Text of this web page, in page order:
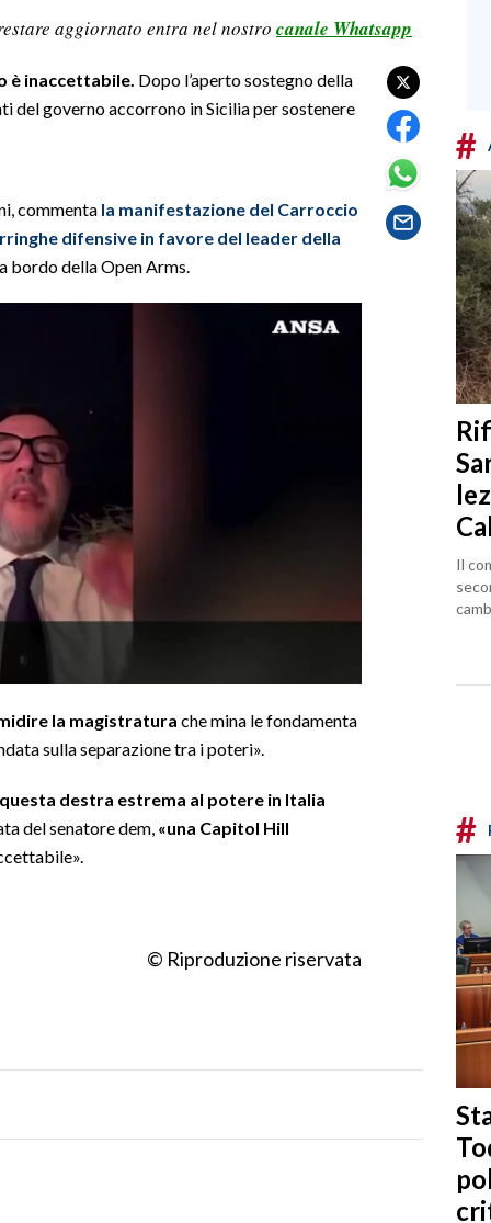
aggiornato entra nel nostro canale Whatsapp
è inaccettabile. Dopo l’aperto sostegno della
del governo accorrono in Sicilia per sostenere
commenta la manifestazione del Carroccio
difensive in favore del leader della
bordo della Open Arms.
la magistratura che mina le fondamenta
sulla separazione tra i poteri».
destra estrema al potere in Italia
del senatore dem, «una Capitol Hill
© Riproduzione riservata
#
Il
#